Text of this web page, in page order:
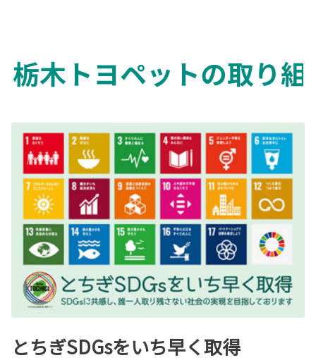
とちぎSDGsをいち早く取得